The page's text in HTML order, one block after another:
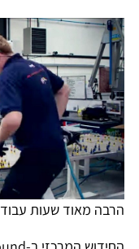
הרבה מאוד שעות עבודה